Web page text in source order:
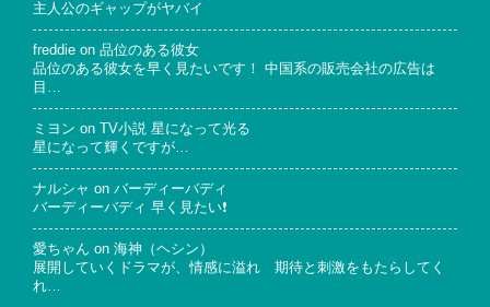
主人公のギャップがヤバイ
freddie on 品位のある彼女
品位のある彼女を早く見たいです！ 中国系の販売会社の広告は
目…
ミヨン on
TV小説 星になって光る
星になって輝くですが…
ナルシャ on バーディーバディ
バーディーバディ 早く見たい❗
愛ちゃん on 海神（ヘシン）
展開していくドラマが、情感に溢れ 期待と刺激をもたらしてく
れ…